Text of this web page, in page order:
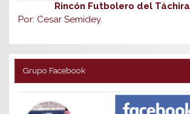
Rincón Futbolero del Táchira
Por: Cesar Semidey.
Grupo Facebook